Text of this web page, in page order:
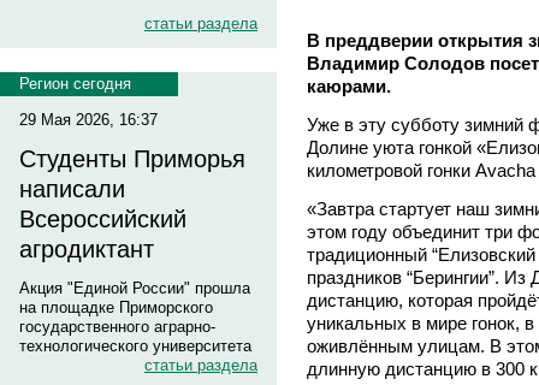
статьи раздела
Регион сегодня
29 Мая 2026, 16:37
Студенты Приморья
написали
Всероссийский
агродиктант
Акция "Единой России" прошла
на площадке Приморского
государственного аграрно-
технологического университета
статьи раздела
В преддверии открытия
Владимир Солодов
каюрами.
Уже в эту субботу зимний
Долине уюта гонкой
километровой гонки
«Завтра стартует наш
этом году объединит три
традиционный
праздников “Берингии”.
дистанцию, которая
уникальных в мире гонок,
оживлённым улицам. В
длинную дистанцию в 300